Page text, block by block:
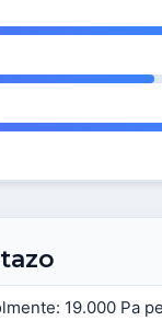
19.000 Pa